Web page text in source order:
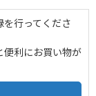
行ってくださ
便利にお買い物が